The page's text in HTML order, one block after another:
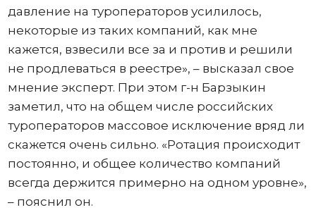
давление на туроператоров усилилось,
некоторые из таких компаний, как мне
кажется, взвесили все за и против и решили
не продлеваться в реестре», – высказал свое
мнение эксперт. При этом г-н Барзыкин
заметил, что на общем числе российских
туроператоров массовое исключение вряд ли
скажется очень сильно. «Ротация происходит
постоянно, и общее количество компаний
всегда держится примерно на одном уровне»,
– пояснил он.